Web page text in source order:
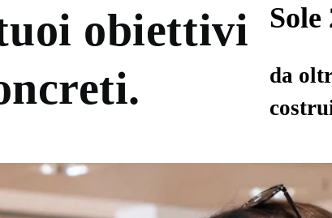
e Soft Skills
Sales e Export
e Pharma
Fashion e Luxury
Arte, Cultura e Sport
obiettivi
Sole
da